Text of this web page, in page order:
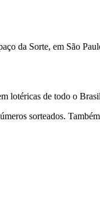
da Sorte, em São
lotéricas de todo o
sorteados.